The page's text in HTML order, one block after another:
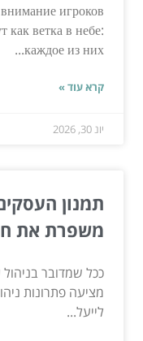
игроков
как ветка в небе:
каждое из них...
קרא עוד »
יונ 30, 2026
תמנון
משפרת את
ככל שמדובר
מציעה פתרונות
לייעל...